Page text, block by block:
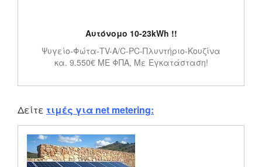
Αυτόνομο 10-23kWh !!
Ψυγείο-Φώτα-TV-A/C-PC-Πλυντήριο-Κουζίνα
κα. 9.550€ ΜΕ ΦΠΑ, Με Εγκατάσταση!
Δείτε τιμές για net metering: